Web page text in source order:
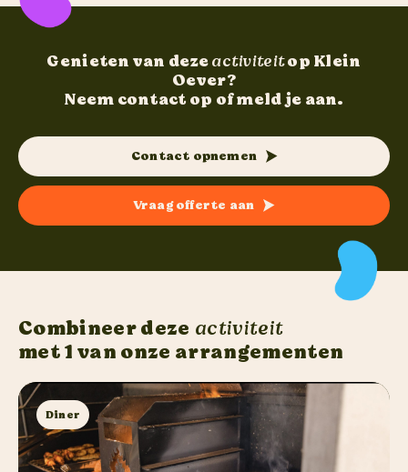
Genieten van dezeactiviteitop Klein
Oever?
Neem contact op of meld je aan.
Contact opnemen
Vraag offerte aan
Combineer deze activiteit
met 1 van onze arrangementen
Diner